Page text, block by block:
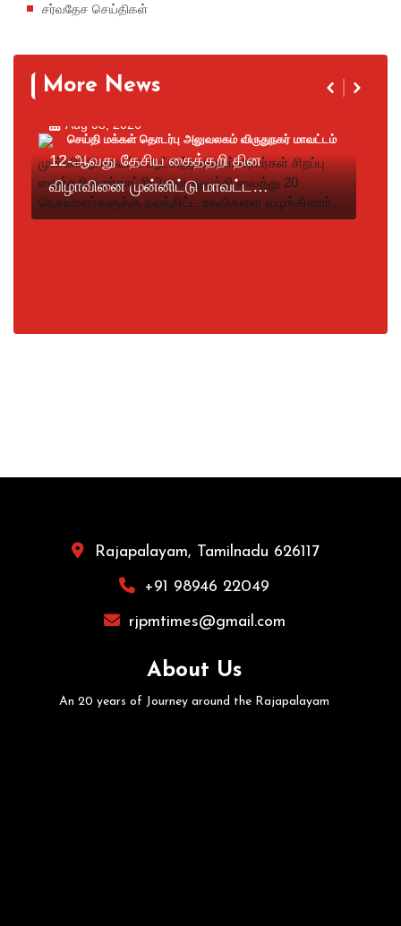
சர்வதேச செய்திகள்
More News
Aug 08, 2026
12-ஆவது தேசிய கைத்தறி தின
விழாவினை முன்னிட்டு மாவட்ட
ஆட்சித்தலைவர் அவர்கள் சிறப்பு கைத்தறி
செய்தி மக்கள் தொடர்பு அலுவலகம் விருதுநகர் மாவட்டம்
Rajapalayam, Tamilnadu 626117
+91 98946 22049
rjpmtimes@gmail.com
About Us
An 20 years of Journey around the Rajapalayam